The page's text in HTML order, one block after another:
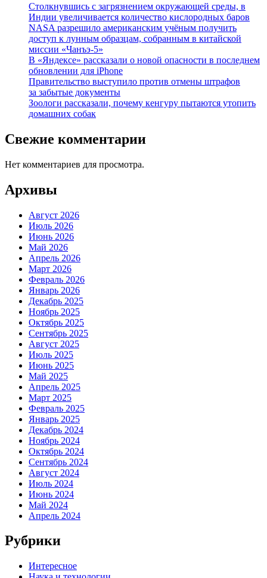
Столкнувшись с загрязнением окружающей среды, в
Индии увеличивается количество кислородных баров
NASA разрешило американским учёным получить
доступ к лунным образцам, собранным в китайской
миссии «Чанъэ-5»
В «Яндексе» рассказали о новой опасности в последнем
обновлении для iPhone
Правительство выступило против отмены штрафов
за забытые документы
Зоологи рассказали, почему кенгуру пытаются утопить
домашних собак
Свежие комментарии
Нет комментариев для просмотра.
Архивы
Август 2026
Июль 2026
Июнь 2026
Май 2026
Апрель 2026
Март 2026
Февраль 2026
Январь 2026
Декабрь 2025
Ноябрь 2025
Октябрь 2025
Сентябрь 2025
Август 2025
Июль 2025
Июнь 2025
Май 2025
Апрель 2025
Март 2025
Февраль 2025
Январь 2025
Декабрь 2024
Ноябрь 2024
Октябрь 2024
Сентябрь 2024
Август 2024
Июль 2024
Июнь 2024
Май 2024
Апрель 2024
Рубрики
Интересное